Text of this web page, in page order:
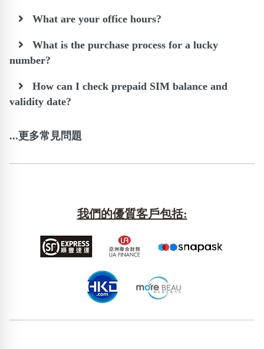
What are your office hours?
What is the purchase process for a lucky
number?
How can I check prepaid SIM balance and
validity date?
...更多常見問題
我們的優質客戶包括: